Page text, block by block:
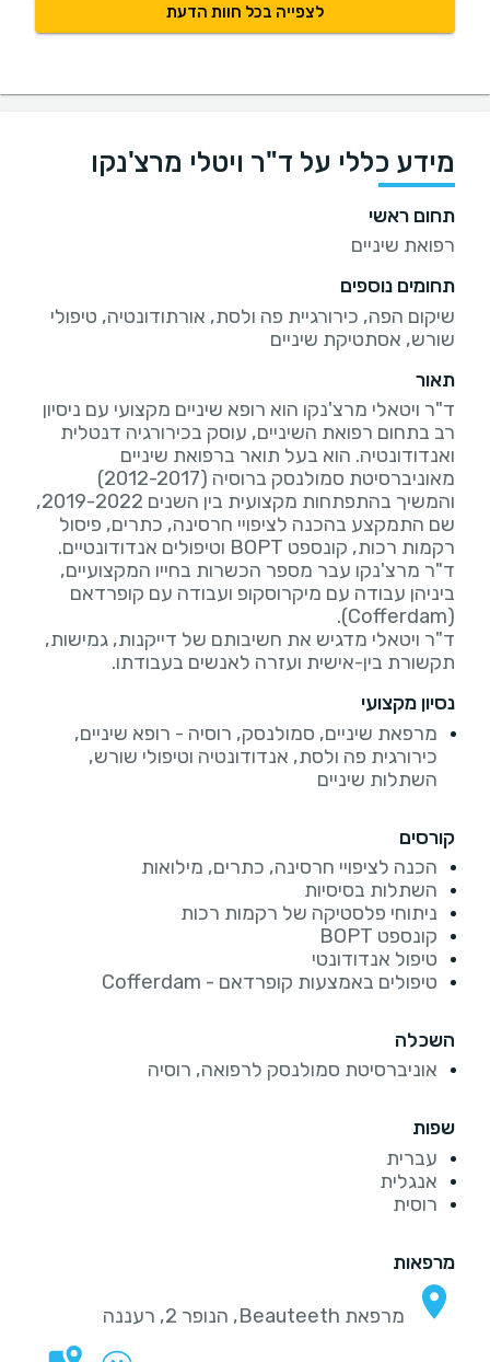
לצפייה בכל חוות הדעת
מידע כללי על ד"ר ויטלי מרצ'נקו
תחום ראשי
רפואת שיניים
תחומים נוספים
שיקום הפה, כירורגיית פה ולסת, אורתודונטיה, טיפולי
שורש, אסתטיקת שיניים
תאור
ד"ר ויטאלי מרצ'נקו הוא רופא שיניים מקצועי עם ניסיון
רב בתחום רפואת השיניים, עוסק בכירורגיה דנטלית
ואנדודונטיה. הוא בעל תואר ברפואת שיניים
מאוניברסיטת סמולנסק ברוסיה (2012-2017)
והמשיך בהתפתחות מקצועית בין השנים 2019-2022,
שם התמקצע בהכנה לציפויי חרסינה, כתרים, פיסול
ד"ר מרצ'נקו עבר מספר הכשרות בחייו המקצועיים,
ביניהן עבודה עם מיקרוסקופ ועבודה עם קופרדאם
ד"ר ויטאלי מדגיש את חשיבותם של דייקנות, גמישות,
תקשורת בין-אישית ועזרה לאנשים בעבודתו.
נסיון מקצועי
מרפאת שיניים, סמולנסק, רוסיה - רופא שיניים,
כירורגית פה ולסת, אנדודונטיה וטיפולי שורש,
השתלות שיניים
קורסים
הכנה לציפויי חרסינה, כתרים, מילואות
השתלות בסיסיות
ניתוחי פלסטיקה של רקמות רכות
קונספט BOPT
טיפול אנדודונטי
טיפולים באמצעות קופרדאם - Cofferdam
השכלה
אוניברסיטת סמולנסק לרפואה, רוסיה
שפות
עברית
אנגלית
רוסית
מרפאות
מרפאת Beauteeth, הנופר 2, רעננה